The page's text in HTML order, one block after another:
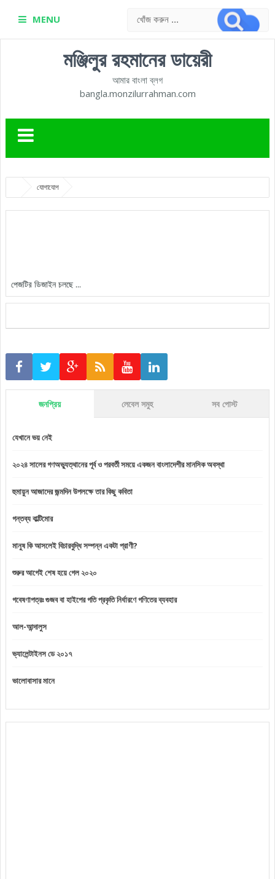
MENU
মঞ্জিলুর রহমানের ডায়েরী
আমার বাংলা ব্লগ
bangla.monzilurrahman.com
যোগাযোগ
পেজটির ডিজাইন চলছে ...
জনপ্রিয় লেবেল সমুহ সব পোস্ট
যেখানে ভয় নেই
২০২৪ সালের গণঅভ্যুত্থানের পূর্ব ও পরবর্তী সময়ে একজন বাংলাদেশীর মানসিক অবস্থা
হুমায়ুন আজাদের জন্মদিন উপলক্ষে তার কিছু কবিতা
গন্তব্য বাল্টিমোর
মানুষ কি আসলেই বিচারবুদ্ধি সম্পন্ন একটা প্রাণী?
শুরুর আগেই শেষ হয়ে গেল ২০২০
গবেষণাপত্রঃ গুজব বা হাইপের গতি প্রকৃতি নির্ধারণে গণিতের ব্যবহার
আল-আন্দালুস
ভ্যালেন্টাইনস ডে ২০১৭
ভালোবাসার মানে